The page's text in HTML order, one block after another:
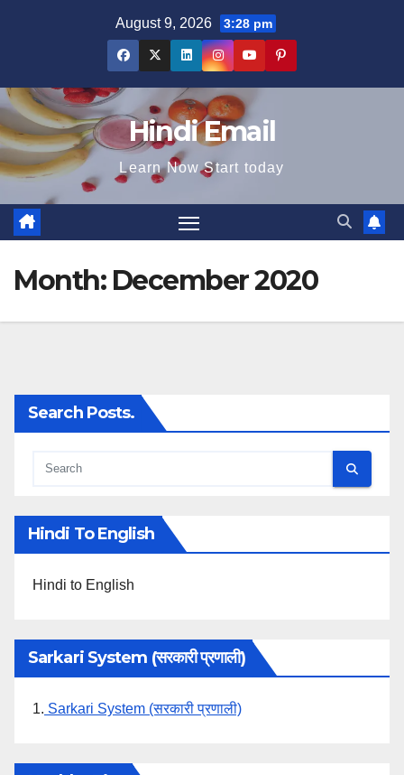
August 9, 2026 3:28 pm
Hindi Email
Learn Now Start today
Month: December 2020
Search Posts.
Hindi To English
Hindi to English
Sarkari System (सरकारी प्रणाली)
1. Sarkari System (सरकारी प्रणाली)